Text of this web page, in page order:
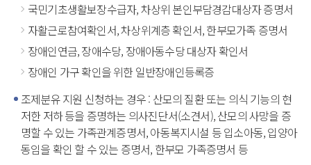
국민기초생활보장수급자, 차상위 본인부담경감대상자 증명서
자활근로참여확인서, 차상위계층 확인서, 한부모가족 증명서
장애인연금, 장애수당, 장애아동수당 대상자 확인서
장애인 가구 확인을 위한 일반장애인등록증
조제분유 지원 신청하는 경우 : 산모의 질환 또는 의식 기능의 현
저한 저하 등을 증명하는 의사진단서(소견서), 산모의 사망을 증
명할 수 있는 가족관계증명서, 아동복지시설 등 입소아동, 입양아
동임을 확인 할 수 있는 증명서, 한부모 가족증명서 등